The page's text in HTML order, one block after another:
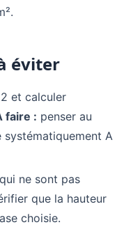
éviter
et calculer
faire : penser au
A
ne sont pas
que la hauteur
choisie.